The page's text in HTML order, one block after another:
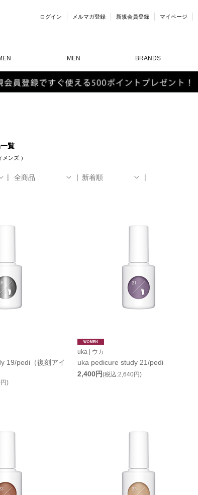
ログイン メルマガ登録 新規会員登録 マイページ
MEN BRANDS
覧
メンズ）
全商品 新着順
19/pedi（復刻アイ
)
uka | ウカ
uka pedicure study 21/pedi
2,400円(税込:2,640円)